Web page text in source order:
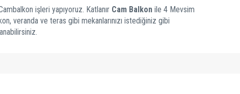
işleri yapıyoruz. Katlanır Cam Balkon ile 4 Mevsim
veranda ve teras gibi mekanlarınızı istediğiniz gibi